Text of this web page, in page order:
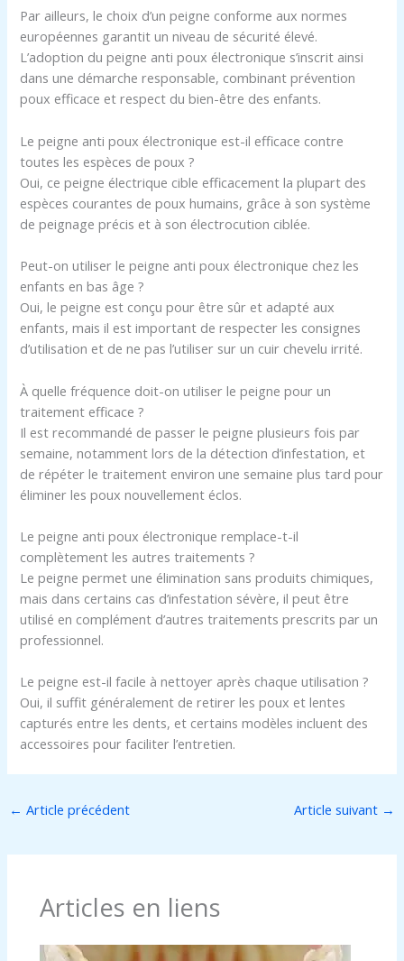
Par ailleurs, le choix d’un peigne conforme aux normes
européennes garantit un niveau de sécurité élevé.
L’adoption du peigne anti poux électronique s’inscrit ainsi
dans une démarche responsable, combinant prévention
poux efficace et respect du bien-être des enfants.
Le peigne anti poux électronique est-il efficace contre
toutes les espèces de poux ?
Oui, ce peigne électrique cible efficacement la plupart des
espèces courantes de poux humains, grâce à son système
de peignage précis et à son électrocution ciblée.
Peut-on utiliser le peigne anti poux électronique chez les
enfants en bas âge ?
Oui, le peigne est conçu pour être sûr et adapté aux
enfants, mais il est important de respecter les consignes
d’utilisation et de ne pas l’utiliser sur un cuir chevelu irrité.
À quelle fréquence doit-on utiliser le peigne pour un
traitement efficace ?
Il est recommandé de passer le peigne plusieurs fois par
semaine, notamment lors de la détection d’infestation, et
de répéter le traitement environ une semaine plus tard pour
éliminer les poux nouvellement éclos.
Le peigne anti poux électronique remplace-t-il
complètement les autres traitements ?
Le peigne permet une élimination sans produits chimiques,
mais dans certains cas d’infestation sévère, il peut être
utilisé en complément d’autres traitements prescrits par un
professionnel.
Le peigne est-il facile à nettoyer après chaque utilisation ?
Oui, il suffit généralement de retirer les poux et lentes
capturés entre les dents, et certains modèles incluent des
accessoires pour faciliter l’entretien.
← Article précédent Article suivant →
Articles en liens